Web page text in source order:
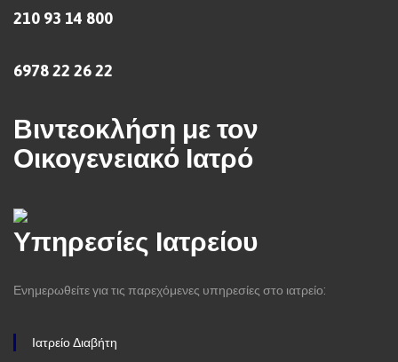
210 93 14 800
6978 22 26 22
Βιντεοκλήση με τον
Οικογενειακό Ιατρό
Υπηρεσίες Ιατρείου
Ενημερωθείτε για τις παρεχόμενες υπηρεσίες στο ιατρείο:
Ιατρείο Διαβήτη